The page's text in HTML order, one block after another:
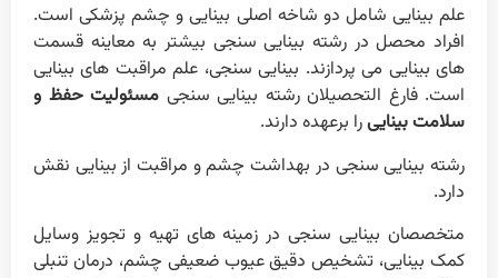
علم بینایی شامل دو شاخه اصلی بینایی و چشم پزشکی است.
افراد محصل در رشته بینایی سنجی بیشتر به معاینه قسمت
های بینایی می پردازند. بینایی سنجی، علم مراقبت های بینایی
است. فارغ التحصیلان رشته بینایی سنجی مسئولیت حفظ و
سلامت بیناییرا برعهده دارند.
رشته بینایی سنجی در بهداشت چشم و مراقبت از بینایی نقش
دارد.
متخصصان بینایی سنجی در زمینه های تهیه و تجویز وسایل
کمک بینایی، تشخیص دقیق عیوب ضعیفی چشم،‌ درمان تنبلی